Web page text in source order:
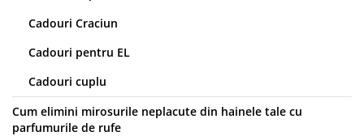
Cadouri Craciun
Cadouri pentru EL
Cadouri cuplu
Cum elimini mirosurile neplacute din hainele tale cu
parfumurile de rufe